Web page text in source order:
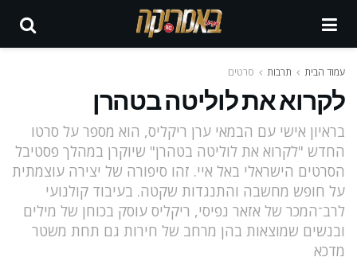
עמוד הבית תרבות סרטים
לקרוא את לוליטה בטהרן
בראיון אישי עם הבמאי ערן ריקליס, הוא מספר על סרטו
החדש "לקרוא את לוליטה בטהרן" שיוקרן במהלך פסטיבל
הסרטים הישראלי באל איי. זהו סיפורה של יצירה עוצמתית
על חופש מחשבה והתנגדות שקטה. בעיבוד קולנועי
לרב־המכר של אזאר נפיסי, ריקליס עוסק בכוחן של מילים
ובנשים שמוצאות בהן מרחב של חירות גם תחת משטר
מדכא